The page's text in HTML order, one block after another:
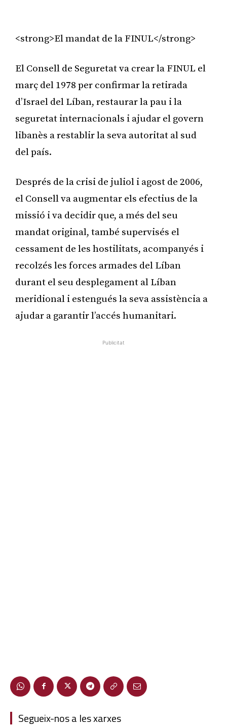
<strong>El mandat de la FINUL</strong>
El Consell de Seguretat va crear la FINUL el
març del 1978 per confirmar la retirada
d’Israel del Líban, restaurar la pau i la
seguretat internacionals i ajudar el govern
libanès a restablir la seva autoritat al sud
del país.
Després de la crisi de juliol i agost de 2006,
el Consell va augmentar els efectius de la
missió i va decidir que, a més del seu
mandat original, també supervisés el
cessament de les hostilitats, acompanyés i
recolzés les forces armades del Líban
durant el seu desplegament al Líban
meridional i estengués la seva assistència a
ajudar a garantir l’accés humanitari.
Publicitat
Segueix-nos a les xarxes